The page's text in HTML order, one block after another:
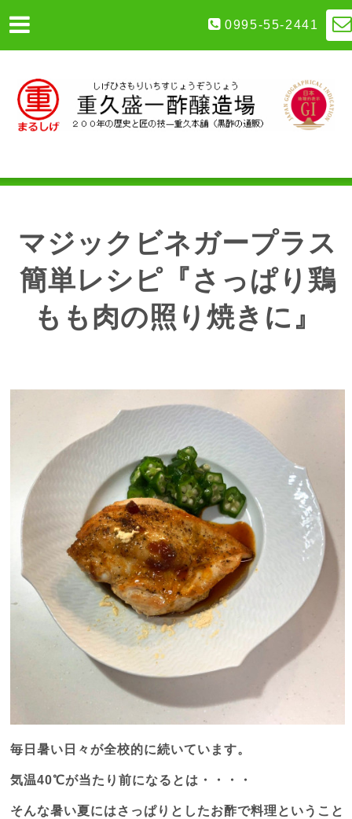
0995-55-2441
マジックビネガープラス
簡単レシピ『さっぱり鶏
もも肉の照り焼きに』
毎日暑い日々が全校的に続いています。
気温40℃が当たり前になるとは・・・・
そんな暑い夏にはさっぱりとしたお酢で料理ということ